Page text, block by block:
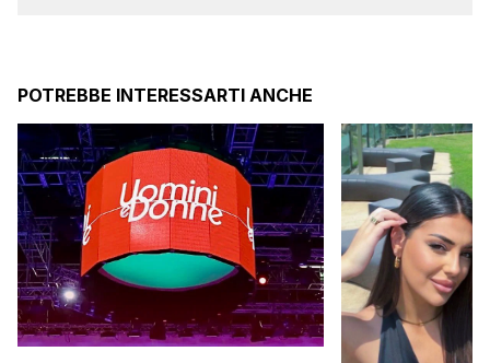
POTREBBE INTERESSARTI ANCHE